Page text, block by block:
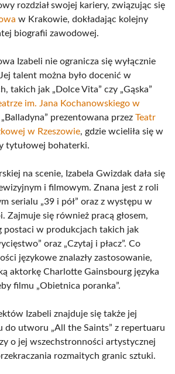
rozdział swojej kariery, związując się
w Krakowie, dokładając kolejny
biografii zawodowej.
Izabeli nie ogranicza się wyłącznie
talent można było docenić w
takich jak „Dolce Vita” czy „Gąska”
im. Jana Kochanowskiego w
prezentowana przez Teatr
w Rzeszowie, gdzie wcieliła się w
tytułowej bohaterki.
na scenie, Izabela Gwizdak dała się
i filmowym. Znana jest z roli
serialu „39 i pół” oraz z występu w
Zajmuje się również pracą głosem,
postaci w produkcjach takich jak
oraz „Czytaj i płacz”. Co
językowe znalazły zastosowanie,
aktorkę Charlotte Gainsbourg języka
filmu „Obietnica poranka”.
Izabeli znajduje się także jej
do utworu „All the Saints” z repertuaru
o jej wszechstronności artystycznej
rozmaitych granic sztuki.